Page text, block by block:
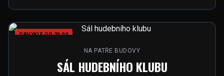
OBVYKLE OD 20:00
NA PATŘE BUDOVY
SÁL HUDEBNÍHO KLUBU